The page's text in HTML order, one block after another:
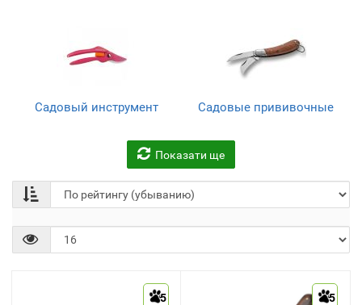
Садовый инструмент
Садовые прививочные
Средства для заточки и
Садовые пилы
Показати ще
5 5